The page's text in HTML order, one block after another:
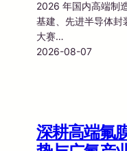
2026 年国内高端制
基建、先进半导体封
大赛…
2026-08-07
深耕高端氟